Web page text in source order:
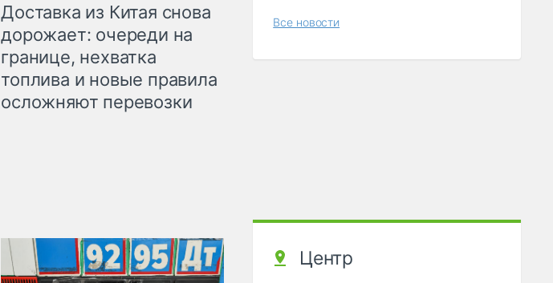
Доставка из Китая снова
дорожает: очереди на
границе, нехватка
топлива и новые правила
осложняют перевозки
Все новости
Центр